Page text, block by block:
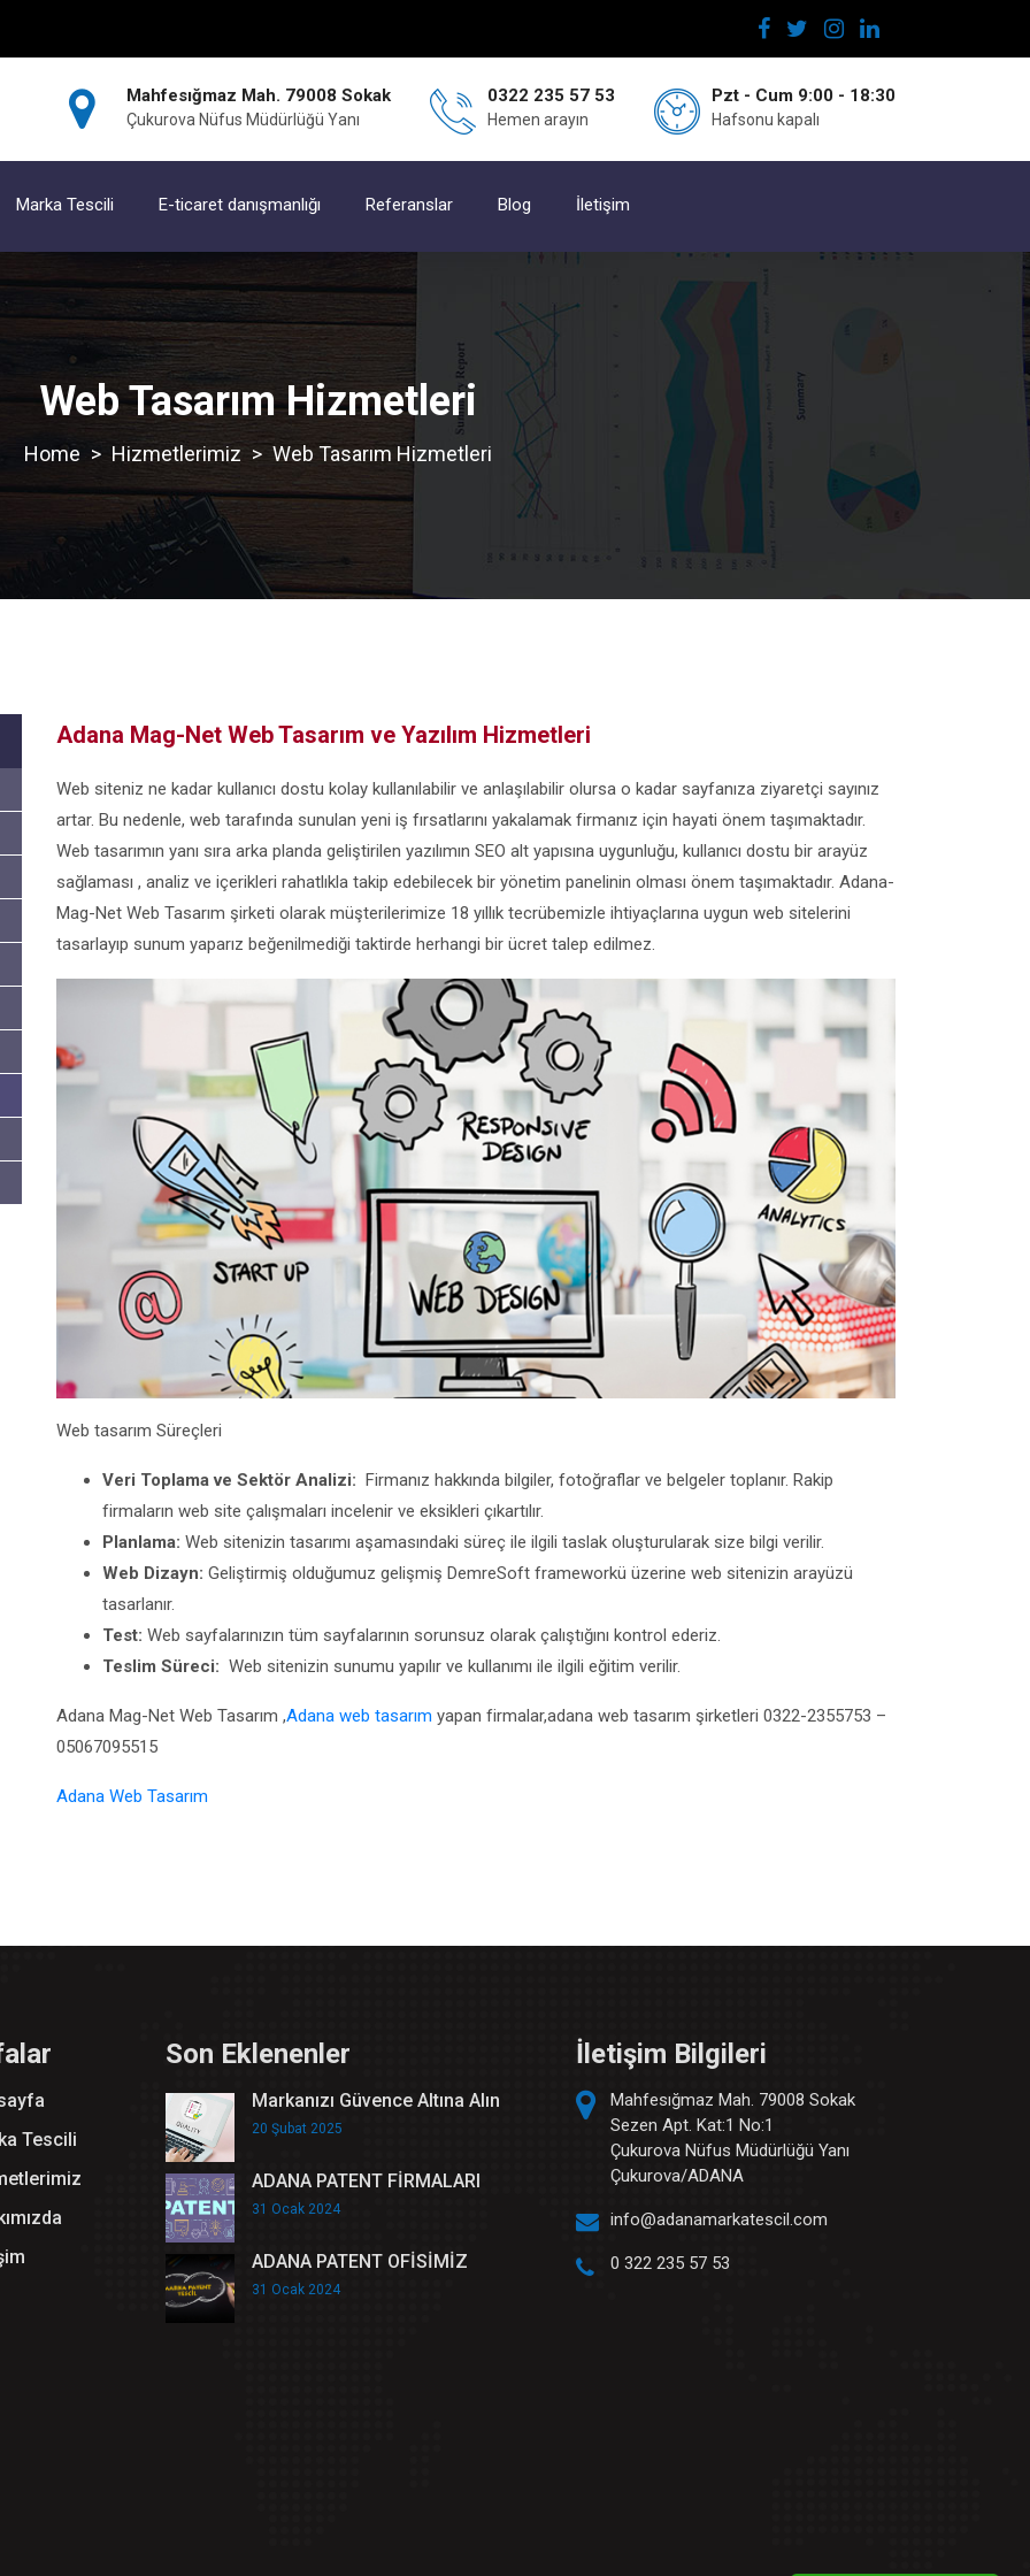
Mahfesığmaz Mah. 79008 Sokak
Çukurova Nüfus Müdürlüğü Yanı
0322 235 57 53
Hemen arayın
Pzt - Cum 9:00 - 18:30
Hafsonu kapalı
Marka Tescili E-ticaret danışmanlığı Referanslar Blog İletişim
Web Tasarım Hizmetleri
> Hizmetlerimiz > Web Tasarım Hizmetleri
Adana Mag-Net Web Tasarım ve Yazılım Hizmetleri
Web siteniz ne kadar kullanıcı dostu kolay kullanılabilir ve anlaşılabilir olursa o kadar sayfanıza ziyaretçi sayınız
artar. Bu nedenle, web tarafında sunulan yeni iş fırsatlarını yakalamak firmanız için hayati önem taşımaktadır.
Web tasarımın yanı sıra arka planda geliştirilen yazılımın SEO alt yapısına uygunluğu, kullanıcı dostu bir arayüz
sağlaması , analiz ve içerikleri rahatlıkla takip edebilecek bir yönetim panelinin olması önem taşımaktadır. Adana-
Mag-Net Web Tasarım şirketi olarak müşterilerimize 18 yıllık tecrübemizle ihtiyaçlarına uygun web sitelerini
tasarlayıp sunum yaparız beğenilmediği taktirde herhangi bir ücret talep edilmez.
Web tasarım Süreçleri
Veri Toplama ve Sektör Analizi: Firmanız hakkında bilgiler, fotoğraflar ve belgeler toplanır. Rakip
firmaların web site çalışmaları incelenir ve eksikleri çıkartılır.
Planlama: Web sitenizin tasarımı aşamasındaki süreç ile ilgili taslak oluşturularak size bilgi verilir.
Web Dizayn: Geliştirmiş olduğumuz gelişmiş DemreSoft frameworkü üzerine web sitenizin arayüzü
tasarlanır.
Test: Web sayfalarınızın tüm sayfalarının sorunsuz olarak çalıştığını kontrol ederiz.
Teslim Süreci: Web sitenizin sunumu yapılır ve kullanımı ile ilgili eğitim verilir.
Adana Mag-Net Web Tasarım ,Adana web tasarım yapan firmalar,adana web tasarım şirketleri 0322-2355753 –
05067095515
Adana Web Tasarım
Tescili
Son Eklenenler
Markanızı Güvence Altına Alın
20 Şubat 2025
ADANA PATENT FİRMALARI
31 Ocak 2024
ADANA PATENT OFİSİMİZ
31 Ocak 2024
İletişim Bilgileri
Mahfesığmaz Mah. 79008 Sokak
Sezen Apt. Kat:1 No:1
Çukurova Nüfus Müdürlüğü Yanı
Çukurova/ADANA
info@adanamarkatescil.com
0 322 235 57 53